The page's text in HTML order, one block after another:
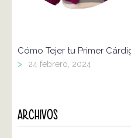
Cómo Tejer tu Primer
> 24 febrero, 2024
ARCHIVOS